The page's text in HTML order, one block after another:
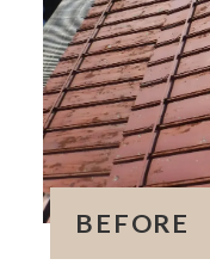
BEFORE